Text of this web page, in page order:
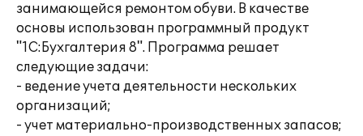
занимающейся ремонтом обуви. В качестве
основы использован программный продукт
"1С:Бухгалтерия 8". Программа решает
следующие задачи:
- ведение учета деятельности нескольких
организаций;
- учет материально-производственных запасов;